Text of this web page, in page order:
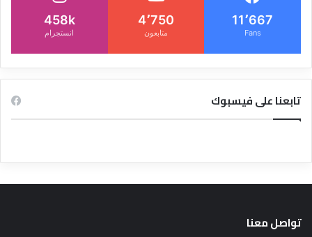
11٬667
Fans
4٬750
متابعون
458k
انستجرام
تابعنا على فيسبوك
تواصل معنا